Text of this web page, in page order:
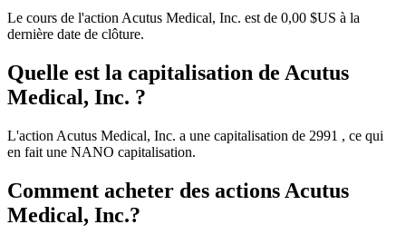
Le cours de l'action Acutus Medical, Inc. est de 0,00 $US à la
dernière date de clôture.
Quelle est la capitalisation de Acutus
Medical, Inc. ?
L'action Acutus Medical, Inc. a une capitalisation de 2991 , ce qui
en fait une NANO capitalisation.
Comment acheter des actions Acutus
Medical, Inc.?